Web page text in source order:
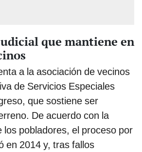
que mantiene en
a la asociación de vecinos
de Servicios Especiales
que sostiene ser
De acuerdo con la
los pobladores, el proceso por
en 2014 y, tras fallos